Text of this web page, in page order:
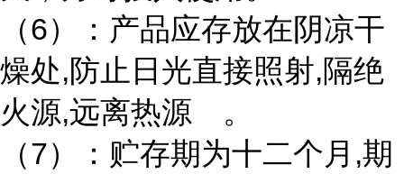
（6）：产品应存放在阴凉干
燥处,防止日光直接照射,隔绝
火源,远离热源 。
（7）：贮存期为十二个月,期